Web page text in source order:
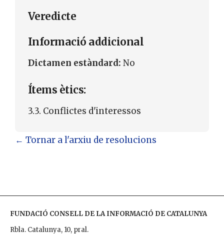
Veredicte
Informació addicional
Dictamen estàndard: No
Ítems ètics:
3.3. Conflictes d'interessos
← Tornar a l'arxiu de resolucions
FUNDACIÓ CONSELL DE LA INFORMACIÓ DE CATALUNYA
Rbla. Catalunya, 10, pral.